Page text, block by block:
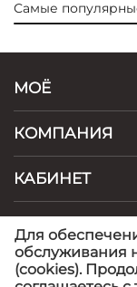
Самые
МОЁ
КОМПАНИЯ
КАБИНЕТ
КОНТАКТЫ
© 1999 - 2026
Для
обслуживания
(cookies).